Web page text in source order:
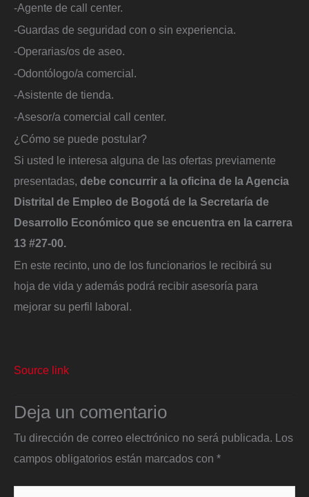
-Agente de call center.
-Guardas de seguridad con o sin experiencia.
-Operarias/os de aseo.
-Odontólogo/a comercial.
-Asistente de tienda.
-Asesor/a comercial call center.
¿Cómo se puede postular?
Si usted le interesa alguna de las ofertas previamente
presentadas, debe concurrir a la oficina de la Agencia
Distrital de Empleo de Bogotá de la Secretaría de
Desarrollo Económico que se encuentra en la carrera
13 #27-00.
En este recinto, uno de los funcionarios le recibirá su
hoja de vida y además podrá recibir asesoría para
mejorar su perfil laboral.
Source link
Deja un comentario
Tu dirección de correo electrónico no será publicada. Los
campos obligatorios están marcados con *